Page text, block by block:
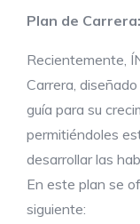
Plan de Carrera:
Recientemente,
Carrera,
guía para su
permitiéndoles
desarrollar las
En este plan se
siguiente: